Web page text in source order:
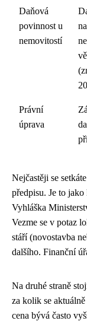
Daňová
povinnost u
nemovitostí
Právní
úprava
Nejčastěji se
předpisu. Je to jako
Vyhláška
Vezme se v potaz
stáří (novostavba
dalšího. Finanční
Na druhé straně
za kolik se
cena bývá často